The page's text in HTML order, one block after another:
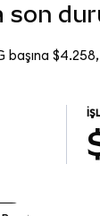
son
başına